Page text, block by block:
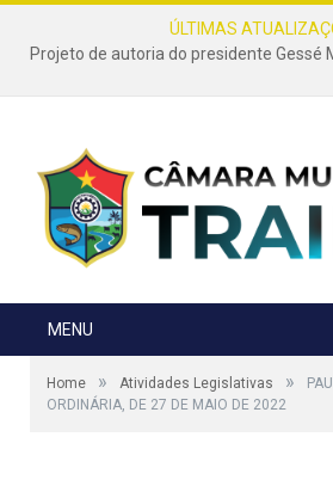
ÚLTIMAS
MENU
Home » Atividades Legislativas »
ORDINÁRIA, DE 27 DE MAIO DE 2022